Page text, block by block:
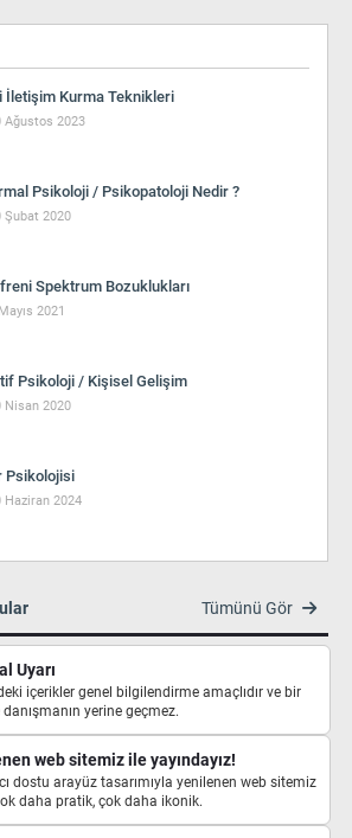
İletişim Kurma Teknikleri
Ağustos 2023
Psikoloji / Psikopatoloji Nedir ?
Şubat 2020
Spektrum Bozuklukları
2021
Psikoloji / Kişisel Gelişim
Nisan 2020
Psikolojisi
Haziran 2024
Tümünü Gör
Uyarı
içerikler genel bilgilendirme amaçlıdır ve bir
yerine geçmez.
web sitemiz ile yayındayız!
dostu arayüz tasarımıyla yenilenen web sitemiz
daha pratik, çok daha ikonik.